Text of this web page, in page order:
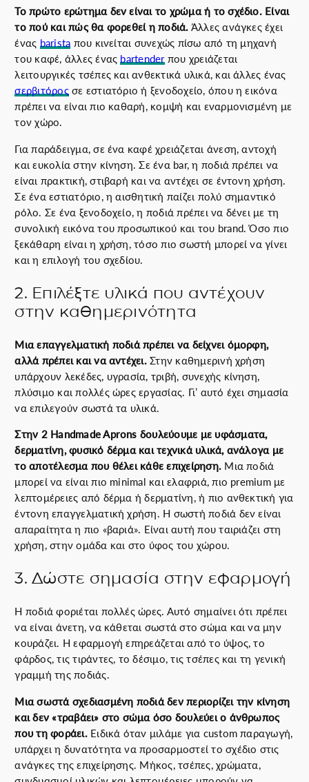
Το πρώτο ερώτημα δεν είναι το χρώμα ή το σχέδιο. Είναι
το πού και πώς θα φορεθεί η ποδιά. Άλλες ανάγκες έχει
ένας barista που κινείται συνεχώς πίσω από τη μηχανή
του καφέ, άλλες ένας bartenderπου χρειάζεται
λειτουργικές τσέπες και ανθεκτικά υλικά, και άλλες ένας
σερβιτόροςσε εστιατόριο ή ξενοδοχείο, όπου η εικόνα
πρέπει να είναι πιο καθαρή, κομψή και εναρμονισμένη με
τον χώρο.
Για παράδειγμα, σε ένα καφέ χρειάζεται άνεση, αντοχή
και ευκολία στην κίνηση. Σε ένα bar, η ποδιά πρέπει να
είναι πρακτική, στιβαρή και να αντέχει σε έντονη χρήση.
Σε ένα εστιατόριο, η αισθητική παίζει πολύ σημαντικό
ρόλο. Σε ένα ξενοδοχείο, η ποδιά πρέπει να δένει με τη
συνολική εικόνα του προσωπικού και του brand. Όσο πιο
ξεκάθαρη είναι η χρήση, τόσο πιο σωστή μπορεί να γίνει
και η επιλογή του σχεδίου.
2. Επιλέξτε υλικά που αντέχουν
στην καθημερινότητα
Μια επαγγελματική ποδιά πρέπει να δείχνει όμορφη,
αλλά πρέπει και να αντέχει.Στην καθημερινή χρήση
υπάρχουν λεκέδες, υγρασία, τριβή, συνεχής κίνηση,
πλύσιμο και πολλές ώρες εργασίας. Γι’ αυτό έχει σημασία
να επιλεγούν σωστά τα υλικά.
Στην 2 Handmade Aprons δουλεύουμε με υφάσματα,
δερματίνη, φυσικό δέρμα και τεχνικά υλικά, ανάλογα με
το αποτέλεσμα που θέλει κάθε επιχείρηση. Μια ποδιά
μπορεί να είναι πιο minimal και ελαφριά, πιο premium με
λεπτομέρειες από δέρμα ή δερματίνη, ή πιο ανθεκτική για
έντονη επαγγελματική χρήση. Η σωστή ποδιά δεν είναι
απαραίτητα η πιο «βαριά». Είναι αυτή που ταιριάζει στη
χρήση, στην ομάδα και στο ύφος του χώρου.
3. Δώστε σημασία στην εφαρμογή
Η ποδιά φοριέται πολλές ώρες. Αυτό σημαίνει ότι πρέπει
να είναι άνετη, να κάθεται σωστά στο σώμα και να μην
κουράζει. Η εφαρμογή επηρεάζεται από το ύψος, το
φάρδος, τις τιράντες, το δέσιμο, τις τσέπες και τη γενική
γραμμή της ποδιάς.
Μια σωστά σχεδιασμένη ποδιά δεν περιορίζει την κίνηση
και δεν «τραβάει» στο σώμα όσο δουλεύει ο άνθρωπος
που τη φοράει. Ειδικά όταν μιλάμε για custom παραγωγή,
υπάρχει η δυνατότητα να προσαρμοστεί το σχέδιο στις
ανάγκες της επιχείρησης. Μήκος, τσέπες, χρώματα,